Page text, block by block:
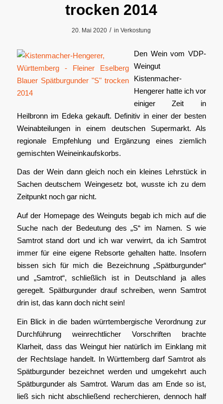
trocken 2014
20. Mai 2020 / inVerkostung
Den Wein vom VDP-
Weingut
Kistenmacher-
Hengerer hatte ich vor
einiger Zeit in
Heilbronn im Edeka gekauft. Definitiv in einer der besten
Weinabteilungen in einem deutschen Supermarkt. Als
regionale Empfehlung und Ergänzung eines ziemlich
gemischten Weineinkaufskorbs.
Das der Wein dann gleich noch ein kleines Lehrstück in
Sachen deutschem Weingesetz bot, wusste ich zu dem
Zeitpunkt noch gar nicht.
Auf der Homepage des Weinguts begab ich mich auf die
Suche nach der Bedeutung des „S“ im Namen. S wie
Samtrot stand dort und ich war verwirrt, da ich Samtrot
immer für eine eigene Rebsorte gehalten hatte. Insofern
bissen sich für mich die Bezeichnung „Spätburgunder“
und „Samtrot“, schließlich ist in Deutschland ja alles
geregelt. Spätburgunder drauf schreiben, wenn Samtrot
drin ist, das kann doch nicht sein!
Ein Blick in die baden würrtembergische Verordnung zur
Durchführung weinrechtlicher Vorschriften brachte
Klarheit, dass das Weingut hier natürlich im Einklang mit
der Rechtslage handelt. In Württemberg darf Samtrot als
Spätburgunder bezeichnet werden und umgekehrt auch
Spätburgunder als Samtrot. Warum das am Ende so ist,
ließ sich nicht abschließend recherchieren, dennoch half